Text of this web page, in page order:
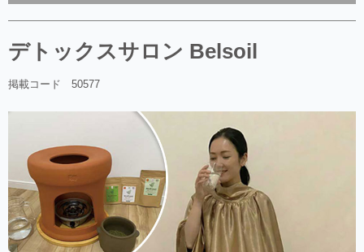
デトックスサロン Belsoil
掲載コード 50577